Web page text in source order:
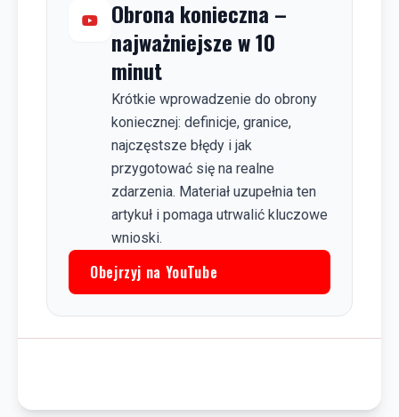
Obrona konieczna –
najważniejsze w 10
minut
Krótkie wprowadzenie do obrony
koniecznej: definicje, granice,
najczęstsze błędy i jak
przygotować się na realne
zdarzenia. Materiał uzupełnia ten
artykuł i pomaga utrwalić kluczowe
wnioski.
Obejrzyj na YouTube